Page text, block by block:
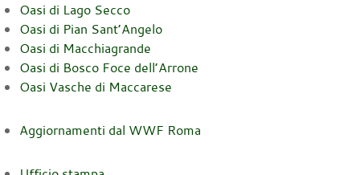
Oasi di Lago Secco
Oasi di Pian Sant’Angelo
Oasi di Macchiagrande
Oasi di Bosco Foce dell’Arrone
Oasi Vasche di Maccarese
Aggiornamenti dal WWF Roma